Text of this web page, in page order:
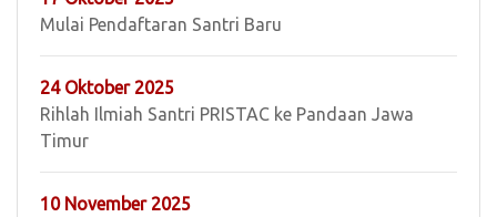
Mulai Pendaftaran Santri Baru
24 Oktober 2025
Rihlah Ilmiah Santri PRISTAC ke Pandaan Jawa
Timur
10 November 2025